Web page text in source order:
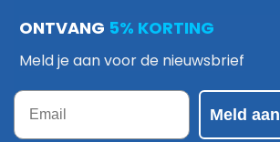
ONTVANG 5% KORTING
Meld je aan voor de nieuwsbrief
Email
Meld aan